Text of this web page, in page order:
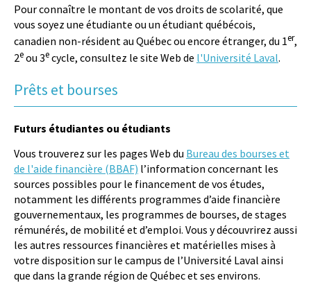
Pour connaître le montant de vos droits de scolarité, que
vous soyez une étudiante ou un étudiant québécois,
canadien non-résident au Québec ou encore étranger, du 1er,
2eou 3ecycle, consultez le site Web de l'Université Laval.
Prêts et bourses
Futurs étudiantes ou étudiants
Vous trouverez sur les pages Web du Bureau des bourses et
de l'aide financière (BBAF) l’information concernant les
sources possibles pour le financement de vos études,
notamment les différents programmes d’aide financière
gouvernementaux, les programmes de bourses, de stages
rémunérés, de mobilité et d’emploi. Vous y découvrirez aussi
les autres ressources financières et matérielles mises à
votre disposition sur le campus de l’Université Laval ainsi
que dans la grande région de Québec et ses environs.